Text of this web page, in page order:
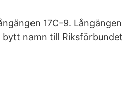
17C-9. Långängen
bytt namn till Riksförbundet